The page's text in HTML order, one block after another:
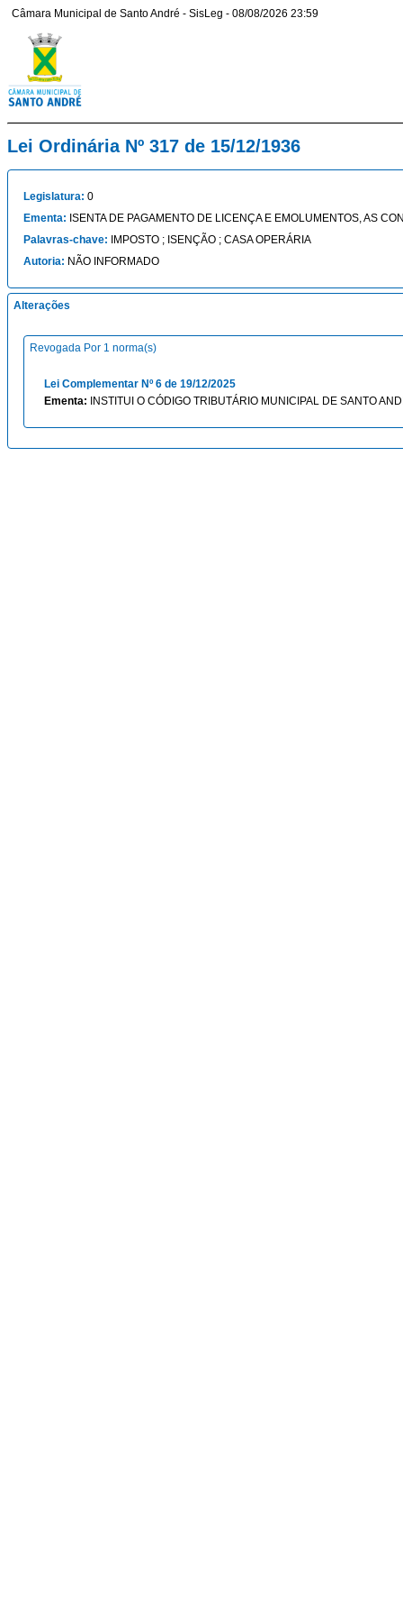
Câmara Municipal de Santo André - SisLeg - 08/08/2026 23:59
Lei Ordinária Nº 317 de 15/12/1936
Legislatura: 0
Ementa: ISENTA DE PAGAMENTO DE LICENÇA E EMOLUMENTOS, AS
Palavras-chave: IMPOSTO ; ISENÇÃO ; CASA OPERÁRIA
Autoria: NÃO INFORMADO
Alterações
Revogada Por 1 norma(s)
Lei Complementar Nº 6 de 19/12/2025
Ementa: INSTITUI O CÓDIGO TRIBUTÁRIO MUNICIPAL DE SANTO